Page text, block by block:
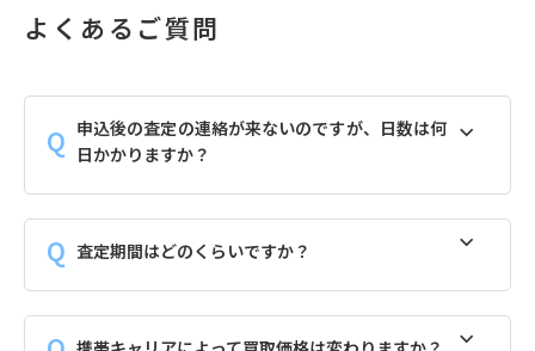
よくあるご質問
申込後の査定の連絡が来ないのですが、日数は何
日かかりますか？
査定期間はどのくらいですか？